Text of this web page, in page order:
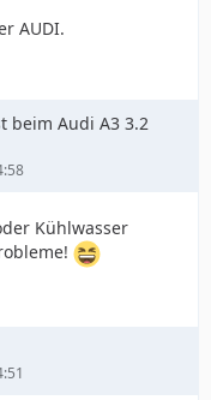
AUDI.
beim Audi A3 3.2
Kühlwasser